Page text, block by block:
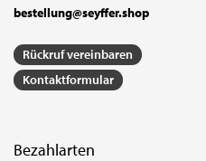
bestellung@seyffer.shop
Rückruf vereinbaren
Kontaktformular
Bezahlarten